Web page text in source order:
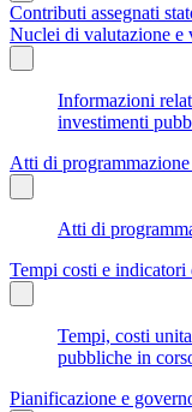
Contributi assegnati
Nuclei di valutazione e
Informazioni
investimenti
Atti di
Atti di
Tempi costi e
Tempi, costi
pubbliche in
Pianificazione e